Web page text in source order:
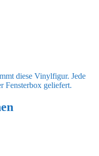
diese Vinylfigur. Jede
Fensterbox geliefert.